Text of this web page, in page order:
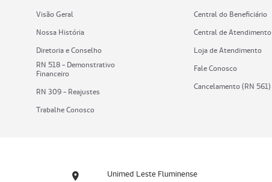
Visão Geral
Nossa História
Diretoria e Conselho
RN 518 - Demonstrativo
Financeiro
RN 309 - Reajustes
Trabalhe Conosco
Central do Beneficiário
Central de Atendimento
Loja de Atendimento
Fale Conosco
Cancelamento (RN 561)
Unimed Leste Fluminense